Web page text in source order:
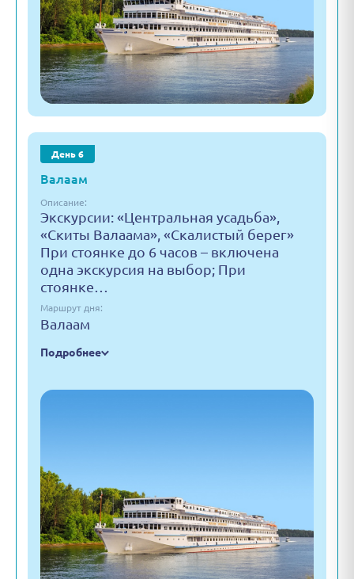
День 6
Валаам
Описание:
Экскурсии: «Центральная усадьба»,
«Скиты Валаама», «Скалистый берег»
При стоянке до 6 часов – включена
одна экскурсия на выбор; При
стоянке…
Маршрут дня:
Валаам
Подробнее